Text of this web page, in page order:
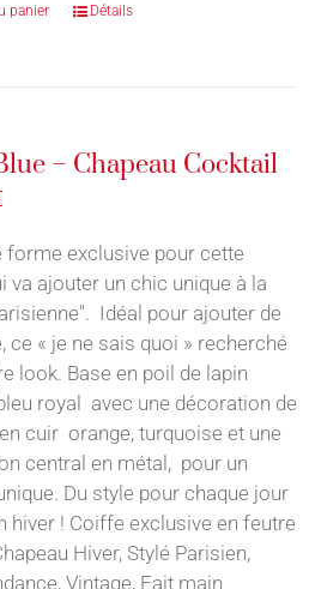
panier Détails
– Chapeau Cocktail
forme exclusive pour cette
va ajouter un chic unique à la
Idéal pour ajouter de
ce « je ne sais quoi » recherché
look. Base en poil de lapin
royal avec une décoration de
cuir orange, turquoise et une
central en métal, pour un
Du style pour chaque jour
hiver ! Coiffe exclusive en feutre
Hiver, Stylé Parisien,
Vintage, Fait main